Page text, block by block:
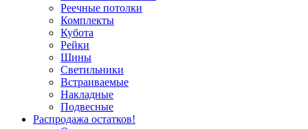
Реечные потолки
Комплекты
Кубота
Рейки
Шины
Светильники
Встраиваемые
Накладные
Подвесные
Распродажа остатков!